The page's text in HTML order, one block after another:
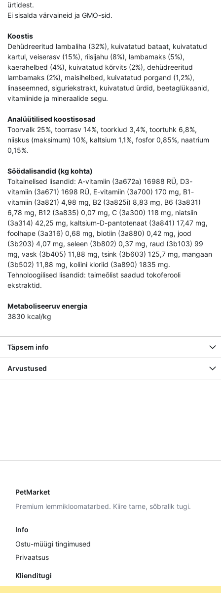
ürtidest.
Ei sisalda värvaineid ja GMO-sid.
Koostis
Dehüdreeritud lambaliha (32%), kuivatatud bataat, kuivatatud
kartul, veiserasv (15%), riisijahu (8%), lambamaks (5%),
kaerahelbed (4%), kuivatatud kõrvits (2%), dehüdreeritud
lambamaks (2%), maisihelbed, kuivatatud porgand (1,2%),
linaseemned, siguriekstrakt, kuivatatud ürdid, beetaglükaanid,
vitamiinide ja mineraalide segu.
Analüütilised koostisosad
Toorvalk 25%, toorrasv 14%, toorkiud 3,4%, toortuhk 6,8%,
niiskus (maksimum) 10%, kaltsium 1,1%, fosfor 0,85%, naatrium
0,15%.
Söödalisandid (kg kohta)
Toitainelised lisandid: A-vitamiin (3a672a) 16988 RÜ, D3-
vitamiin (3a671) 1698 RÜ, E-vitamiin (3a700) 170 mg, B1-
vitamiin (3a821) 4,98 mg, B2 (3a825i) 8,83 mg, B6 (3a831)
6,78 mg, B12 (3a835) 0,07 mg, C (3a300) 118 mg, niatsiin
(3a314) 42,25 mg, kaltsium-D-pantotenaat (3a841) 17,47 mg,
foolhape (3a316) 0,68 mg, biotiin (3a880) 0,42 mg, jood
(3b203) 4,07 mg, seleen (3b802) 0,37 mg, raud (3b103) 99
mg, vask (3b405) 11,88 mg, tsink (3b603) 125,7 mg, mangaan
(3b502) 11,88 mg, koliini kloriid (3a890) 1835 mg.
Tehnoloogilised lisandid: taimeõlist saadud tokoferooli
ekstraktid.
Metaboliseeruv energia
3830 kcal/kg
Täpsem info
Arvustused
PetMarket
Premium lemmikloomatarbed. Kiire tarne, sõbralik tugi.
Info
Ostu-müügi tingimused
Privaatsus
Klienditugi